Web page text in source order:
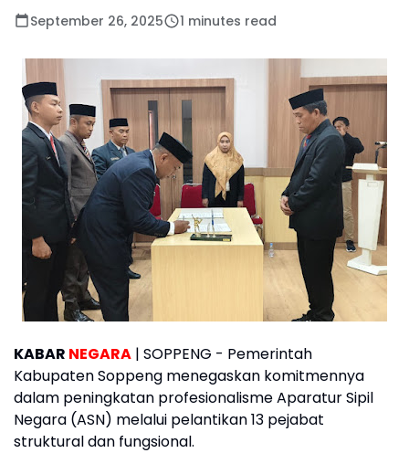
September 26, 2025 1 minutes read
KABAR NEGARA | SOPPENG - Pemerintah
Kabupaten Soppeng menegaskan komitmennya
dalam peningkatan profesionalisme Aparatur Sipil
Negara (ASN) melalui pelantikan 13 pejabat
struktural dan fungsional.